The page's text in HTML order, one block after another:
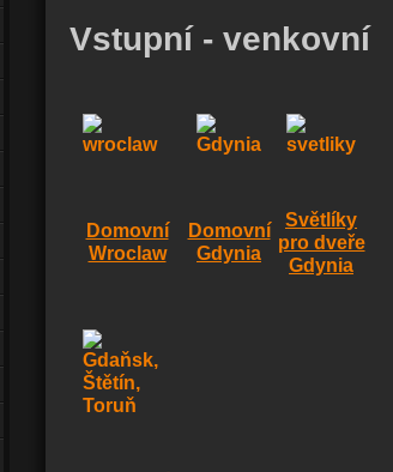
Vstupní - venkovní
Domovní
Wroclaw
Domovní
Gdynia
Světlíky
pro dveře
Gdynia